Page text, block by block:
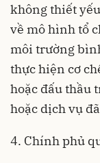
không thiết
về mô hình tổ
môi trường
thực hiện cơ
hoặc đấu thầu
hoặc dịch vụ
4. Chính phủ